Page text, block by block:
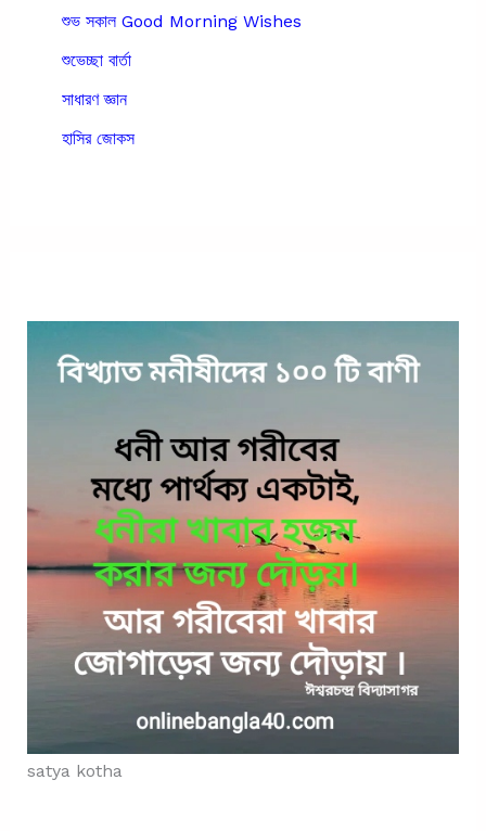
শুভ সকাল Good Morning Wishes
শুভেচ্ছা বার্তা
সাধারণ জ্ঞান
হাসির জোকস
satya kotha